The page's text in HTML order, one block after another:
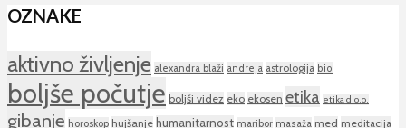
OZNAKE
aktivno življenje alexandra blaži andreja astrologija bio
boljše počutje boljši videz eko ekosen etika etika d.o.o.
gibanje horoskop hujšanje humanitarnost maribor masaža med meditacija